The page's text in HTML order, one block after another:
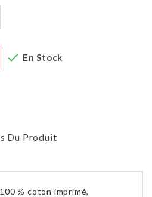
 En Stock
Du Produit
% coton imprimé,